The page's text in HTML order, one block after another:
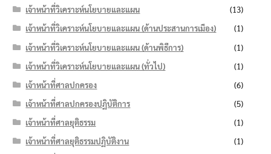
เจ้าหน้าที่วิเคราะห์นโยบายและแผน
(13)
เจ้าหน้าที่วิเคราะห์นโยบายและแผน (ด้านประสานการเมือง)
(1)
เจ้าหน้าที่วิเคราะห์นโยบายและแผน (ด้านพิธีการ)
(1)
เจ้าหน้าที่วิเคราะห์นโยบายและแผน (ทั่วไป)
(1)
เจ้าหน้าที่ศาลปกครอง
(6)
เจ้าหน้าที่ศาลปกครองปฏิบัติการ
(5)
เจ้าหน้าที่ศาลยุติธรรม
(1)
เจ้าหน้าที่ศาลยุติธรรมปฏิบัติงาน
(1)